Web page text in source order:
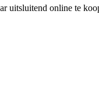
uitsluitend online te